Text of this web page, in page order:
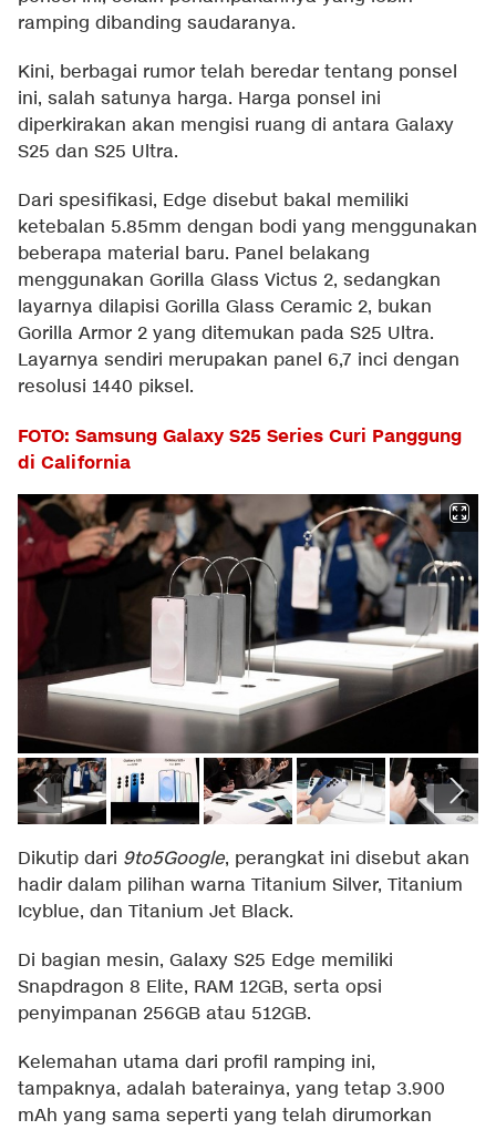
ramping dibanding saudaranya.
Kini, berbagai rumor telah beredar tentang ponsel
ini, salah satunya harga. Harga ponsel ini
diperkirakan akan mengisi ruang di antara Galaxy
S25 dan S25 Ultra.
Dari spesifikasi, Edge disebut bakal memiliki
ketebalan 5.85mm dengan bodi yang menggunakan
beberapa material baru. Panel belakang
menggunakan Gorilla Glass Victus 2, sedangkan
layarnya dilapisi Gorilla Glass Ceramic 2, bukan
Gorilla Armor 2 yang ditemukan pada S25 Ultra.
Layarnya sendiri merupakan panel 6,7 inci dengan
resolusi 1440 piksel.
FOTO: Samsung Galaxy S25 Series Curi Panggung
di California
Dikutip dari 9to5Google, perangkat ini disebut akan
hadir dalam pilihan warna Titanium Silver, Titanium
Icyblue, dan Titanium Jet Black.
Di bagian mesin, Galaxy S25 Edge memiliki
Snapdragon 8 Elite, RAM 12GB, serta opsi
penyimpanan 256GB atau 512GB.
Kelemahan utama dari profil ramping ini,
tampaknya, adalah baterainya, yang tetap 3.900
mAh yang sama seperti yang telah dirumorkan